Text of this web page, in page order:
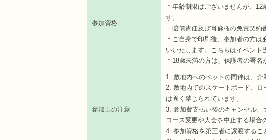
参加資格
＊年齢制限はございませんが、
す。
・賠償責任及び肖像権の免責契約
＊ご自身で印刷後、参加者の方
いいたします。こちらはイベント
＊18歳未満の方は、保護者の署名
参加上の注意
1. 敷地内へのペットの同伴は、介
2. 敷地内でのスケートボード、ロ
は固く禁じられています。
3. 参加費支払い後のキャンセル
コース変更や大会を中止する場合
4. 参加資格を第三者に譲渡する